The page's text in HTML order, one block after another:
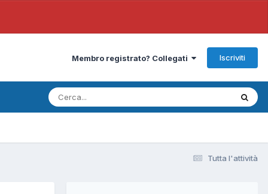
Membro registrato? Collegati Iscriviti
Tutta l'attività